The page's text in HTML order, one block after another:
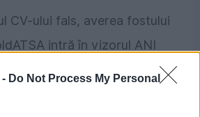
Do Not Process My Personal
CV-ului fals, averea fostului
intră în vizorul ANI